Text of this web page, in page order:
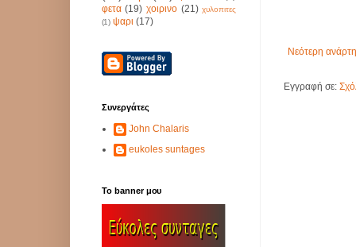
Νεότερη
Εγγραφή σε:
φετα (19) χοιρινο (21) χυλοπιτες
(1) ψαρι (17)
Συνεργάτες
John Chalaris
eukoles suntages
Το banner μου